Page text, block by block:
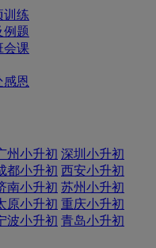
训练
例题
课
恩
州小升初 深圳小升初
都小升初 西安小升初
南小升初 苏州小升初
原小升初 重庆小升初
波小升初 青岛小升初